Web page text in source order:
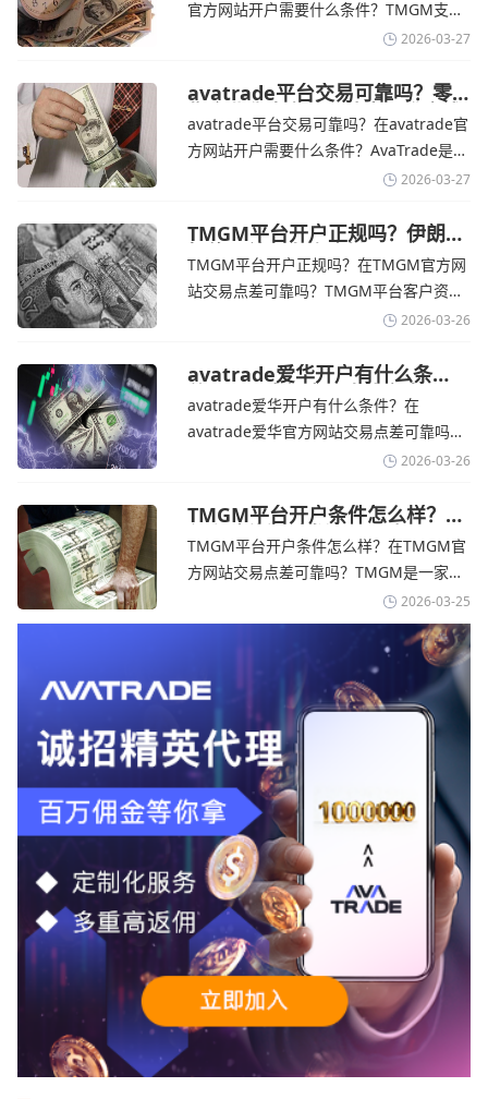
官方网站开户需要什么条件？‌‌‌TMGM支持
全球主流的MT4/MT5平台，同时提供功能
险管理工具。通过TMGM官网交易资讯了
解，金价周四回落，受​美元走强和油价上
涨，使通胀担忧保持不变‌对加息的持续预
2026-03-27
avatrade平台交易可靠吗？零
售企业称中东地区冲突正推高成
本avatrade官网
avatrade平台交易可靠吗？在avatrade官
方网站开户需要什么条件？‌‌‌AvaTrade是一
个在交易优势和可靠性两方面都非常均衡
在学习和探索中成长的新手交易者。通过
avatrade官网交易资讯了解，零售企业警
告称，中东地区的冲突正在推高成本，如
2026-03-27
TMGM平台开户正规吗？伊朗仍
拒绝与美国直接谈判-TMGM官
网
TMGM平台开户正规吗？在TMGM官方网
站交易点差可靠吗？‌‌‌TMGM平台客户资金
存放在澳大利亚国民银行等顶级银行的独
TMGM官网交易资讯了解，伊朗外交部长
表示，尽管德黑兰高级官员正在审查美国
结束战争的提议
2026-03-26
avatrade爱华开户有什么条
件？亚洲市场交易喜忧参半-
avatrade爱华官网
avatrade爱华开户有什么条件？在
avatrade爱华官方网站交易点差可靠吗？‌‌‌
avatrade爱华平台的新手可以用很小的成
标准的MT4、MT5，以及自研的
AvaTradeGO和AvaOptions。通过
avatrade爱华官网交易资讯了解，据伊朗
2026-03-26
TMGM平台开户条件怎么样？美
伊和谈传闻引发油价暴跌-
TMGM官网
TMGM平台开户条件怎么样？在TMGM官
方网站交易点差可靠吗？‌‌‌TMGM是一家交
易成本极低、产品极其丰富、ASIC监管
+千万保险加持的全球知名经纪商，特别适
合活跃交易者和股票CFD投资者。通过
TMGM官网交易资讯了解，周三亚洲交易
时段,油价暴跌逾6%,布伦特原油跌破每桶
100美元
2026-03-25